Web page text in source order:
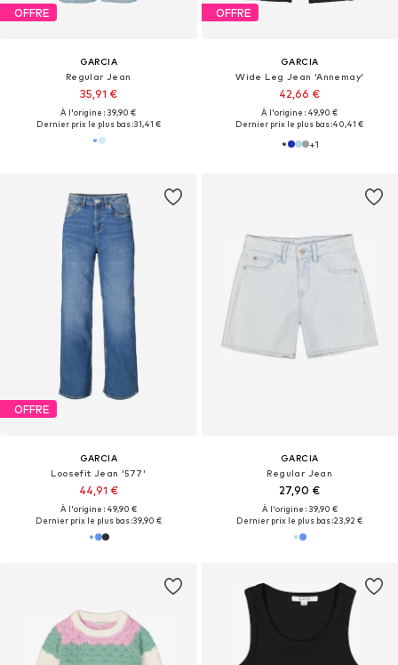
OFFRE
GARCIA
Regular Jean
35,91 €
À l'origine : 39,90 €
Dernier prix le plus bas :31,41 €
OFFRE
GARCIA
Wide Leg Jean 'Annemay'
42,66 €
À l'origine : 49,90 €
Dernier prix le plus bas :40,41 €
+1
OFFRE
GARCIA
Loosefit Jean '577'
44,91 €
À l'origine : 49,90 €
Dernier prix le plus bas :39,90 €
GARCIA
Regular Jean
27,90 €
À l'origine : 39,90 €
Dernier prix le plus bas :23,92 €